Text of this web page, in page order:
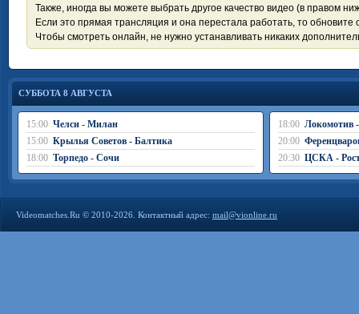
Также, иногда вы можете выбрать другое качество видео (в правом
Если это прямая трансляция и она перестала работать, то обновите
Чтобы смотреть онлайн, не нужно устанавливать никаких
СУББОТА 8 АВГУСТА
15:00 Челси - Милан
15:00 Крылья Советов - Балтика
18:00 Торпедо - Сочи
18:00 Локомотив
20:00
20:30 ЦСКА -
Videomatches.Ru © 2010-2026. Контактный адрес: mail@vionline.ru